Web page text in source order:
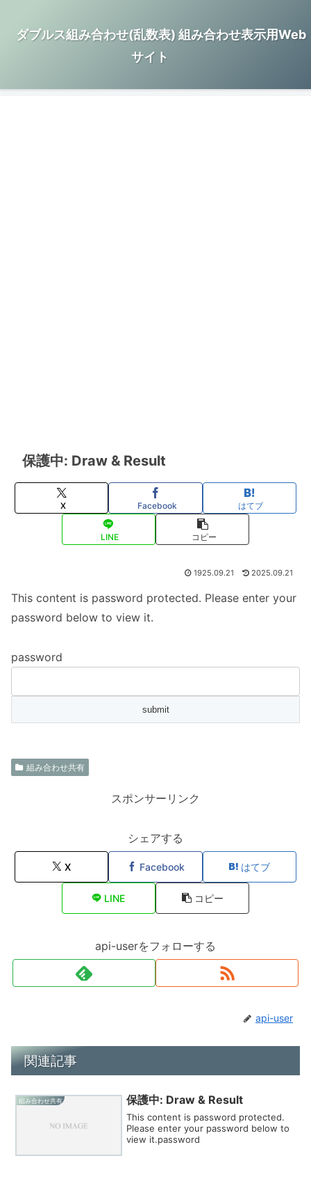
ダブルス組み合わせ(乱数表) 組み合わせ表示用Web
サイト
保護中: Draw & Result
X Facebook はてブ
LINE コピー
1925.09.21 2025.09.21
This content is password protected. Please enter your
password below to view it.
password
組み合わせ共有
スポンサーリンク
シェアする
X Facebook はてブ
LINE コピー
api-userをフォローする
api-user
関連記事
組み合わせ共有 保護中: Draw & Result
This content is password protected.
Please enter your password below to
view it.password